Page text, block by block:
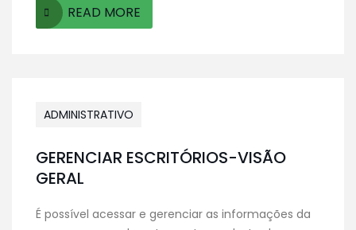
READ MORE
ADMINISTRATIVO
GERENCIAR ESCRITÓRIOS-VISÃO
GERAL
É possível acessar e gerenciar as informações da